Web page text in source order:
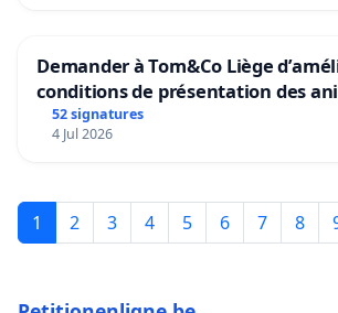
Demander à Tom&Co Liège
conditions de présentation des
mettre fin à la vente d’animaux en
52 signatures
4 Jul 2026
1 2 3 4 5 6 7 8